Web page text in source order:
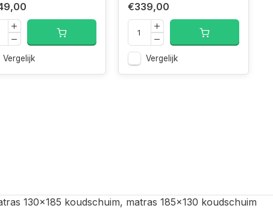
Vergelijk
€339,00
Vergelijk
130x185 koudschuim, matras 185x130 koudschuim